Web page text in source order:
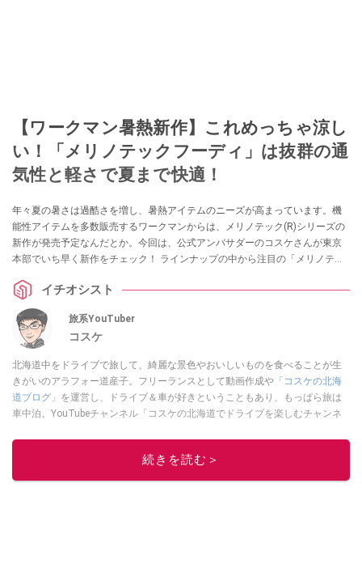
【ワークマン暑熱新作】これめっちゃ涼し
い！「メリノテックフーディ」は抜群の通
気性と軽さで夏まで快適！
年々夏の暑さは過酷さを増し、暑熱アイテムのニーズが高まっています。機
能性アイテムを多数販売するワークマンからは、メリノテック(R)シリーズの
新作が発売予定なんだとか。今回は、公式アンバサダーのコスケさんが東京
本部でいち早く新作をチェック！ ラインナップの中から注目の「メリノテッ
ーをお届けします。ぜひチェックしてみてください。
イチオシスト
旅系YouTuber
コスケ
北海道中をドライブで旅して、綺麗な景色やおいしいものを食べることが生
きがいのアラフォー道産子。フリーランスとして動画作成や 「コスケの北海
道ブログ」 を運営し、ドライブ＆車が好きということもあり、もっぱら旅は
車中泊。YouTubeチャンネル「コスケの北海道でドライブを楽しむチャンネ
も配信中。
続きを読む＞